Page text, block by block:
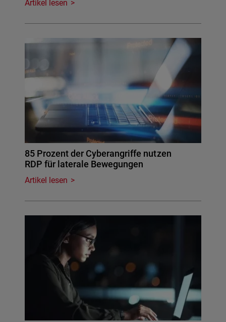
Artikel lesen
85 Prozent der Cyberangriffe nutzen
RDP für laterale Bewegungen
Artikel lesen